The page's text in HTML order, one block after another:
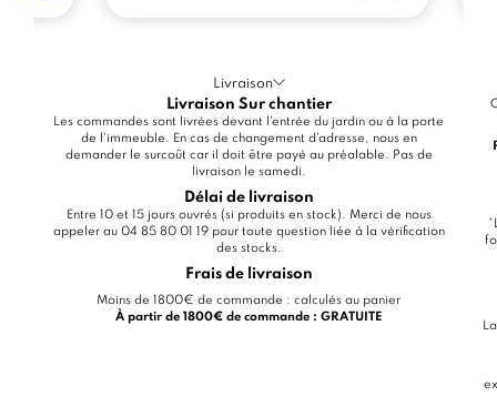
Livraison
Livraison Sur chantier
Les commandes sont livrées devant l'entrée du jardin ou à la porte
de l'immeuble. En cas de changement d'adresse, nous en
demander le surcoût car il doit être payé au préalable. Pas de
livraison le samedi.
Délai de livraison
Entre 10 et 15 jours ouvrés (si produits en stock). Merci de nous
appeler au 04 85 80 01 19 pour toute question liée à la vérification
des stocks.
Frais de livraison
Moins de 1800€ de commande : calculés au panier
À partir de 1800€ de commande : GRATUITE